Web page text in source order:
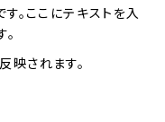
。ここにテキストを入
映されます。